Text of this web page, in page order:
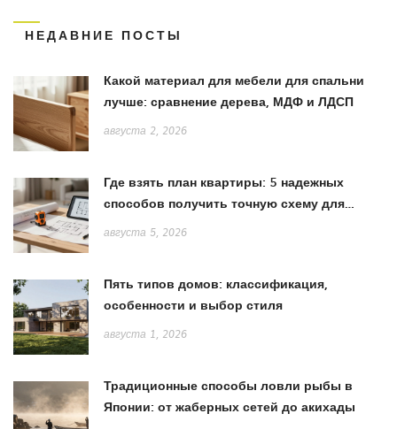
НЕДАВНИЕ ПОСТЫ
Какой материал для мебели для спальни
лучше: сравнение дерева, МДФ и ЛДСП
августа 2, 2026
Где взять план квартиры: 5 надежных
способов получить точную схему для
ремонта
августа 5, 2026
Пять типов домов: классификация,
особенности и выбор стиля
августа 1, 2026
Традиционные способы ловли рыбы в
Японии: от жаберных сетей до акихады